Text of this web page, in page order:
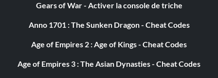
Temple d'Ix - /cheat ajouter 1 temple de lune
Andromolek - /cheat ajouter 1 Andromolek
Gears of War - Activer la console de triche
Anno 1701 : The Sunken Dragon - Cheat Codes
Age of Empires 2 : Age of Kings - Cheat Codes
Age of Empires 3 : The Asian Dynasties - Cheat Codes